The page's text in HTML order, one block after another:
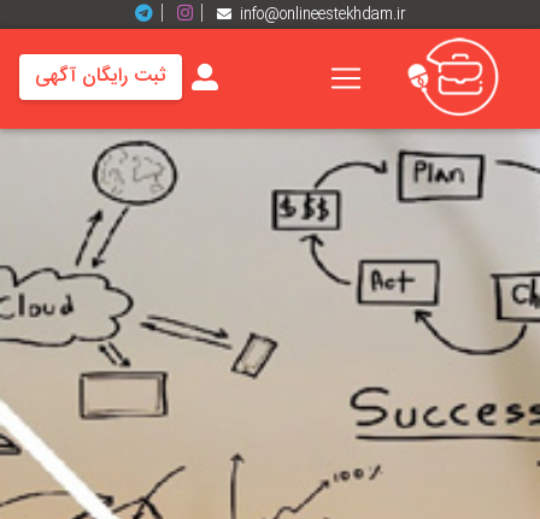
info@onlineestekhdam.ir
خانه
فرصت
های
شغلی
برند
ها
ها
ثبت رایگان آگهی